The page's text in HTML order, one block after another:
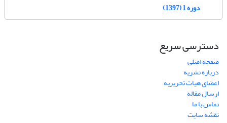
دوره 1 (1397)
دسترسی سریع
صفحه اصلی
درباره نشریه
اعضای هیات تحریریه
ارسال مقاله
تماس با ما
نقشه سایت